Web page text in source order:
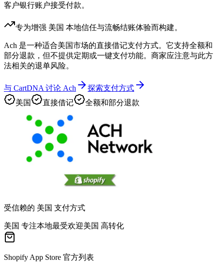
客户银行账户接受付款。
专为增强 美国 本地信任与流畅结账体验而构建。
Ach 是一种适合美国市场的直接借记支付方式。它支持全额和
部分退款，但不提供定期或一键支付功能。商家应注意与此方
法相关的退单风险。
与 CartDNA 讨论 Ach
探索支付方式
美国
直接借记 全额和部分退款
受信赖的 美国 支付方式
美国 专注本地最受欢迎美国 高转化
Shopify App Store 官方列表